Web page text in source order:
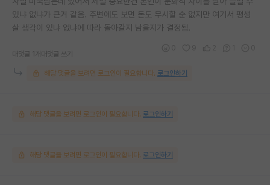
있냐 없냐가 큰거 같음. 주변에도 보면 돈도 무시할 순 없지만 여기서 평생
살 생각이 있냐 없냐에 따라 돌아갈지 남을지가 결정됨.
대댓글 1개 대댓글 쓰기
해당 댓글을 보려면 로그인이 필요합니다. 로그인하기
해당 댓글을 보려면 로그인이 필요합니다. 로그인하기
해당 댓글을 보려면 로그인이 필요합니다. 로그인하기